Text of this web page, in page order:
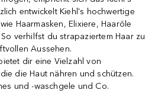
entwickelt Kiehl's hochwertige
Haarmasken, Elixiere, Haaröle
verhilfst du strapaziertem Haar zu
Aussehen.
dir eine Vielzahl von
die Haut nähren und schützen.
und -waschgele und Co.